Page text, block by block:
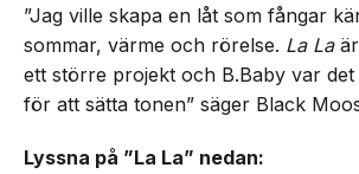
”Jag ville skapa en låt som fångar
sommar, värme och rörelse. La Laär
ett större projekt och B.Baby var
för att sätta tonen” säger Black
Lyssna på ”La La” nedan: